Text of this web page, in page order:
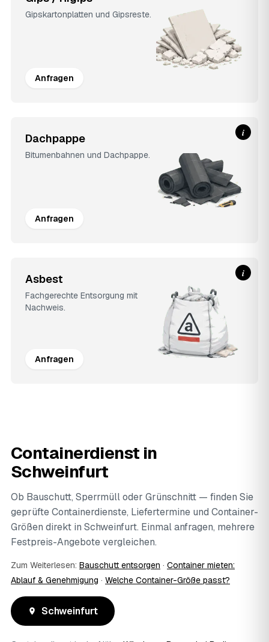
Gipskartonplatten und Gipsreste.
Anfragen
Dachpappe
Bitumenbahnen und Dachpappe.
Anfragen
i
Asbest
Fachgerechte Entsorgung mit
Nachweis.
Anfragen
i
Containerdienst in
Schweinfurt
Ob Bauschutt, Sperrmüll oder Grünschnitt — finden Sie
geprüfte Containerdienste, Liefertermine und Container-
Größen direkt in Schweinfurt. Einmal anfragen, mehrere
Festpreis-Angebote vergleichen.
Zum Weiterlesen: Bauschutt entsorgen · Container mieten:
Ablauf & Genehmigung · Welche Container-Größe passt?
Schweinfurt